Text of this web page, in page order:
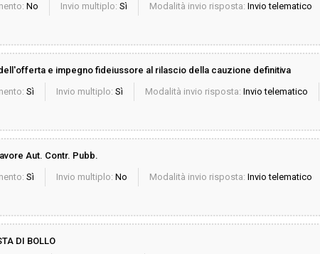
No Invio multiplo: Sì Modalità invio risposta: Invio telematico
e impegno fideiussore al rilascio della cauzione definitiva
Sì Invio multiplo: Sì Modalità invio risposta: Invio telematico
Aut. Contr. Pubb.
Sì Invio multiplo: No Modalità invio risposta: Invio telematico
DI BOLLO